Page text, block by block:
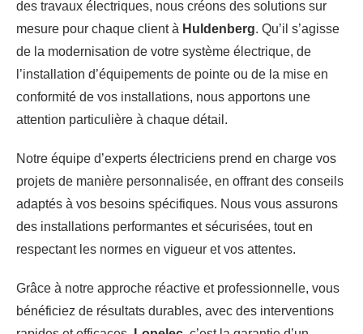
des travaux électriques, nous créons des solutions sur
mesure pour chaque client à Huldenberg. Qu’il s’agisse
de la modernisation de votre système électrique, de
l’installation d’équipements de pointe ou de la mise en
conformité de vos installations, nous apportons une
attention particulière à chaque détail.
Notre équipe d’experts électriciens prend en charge vos
projets de manière personnalisée, en offrant des conseils
adaptés à vos besoins spécifiques. Nous vous assurons
des installations performantes et sécurisées, tout en
respectant les normes en vigueur et vos attentes.
Grâce à notre approche réactive et professionnelle, vous
bénéficiez de résultats durables, avec des interventions